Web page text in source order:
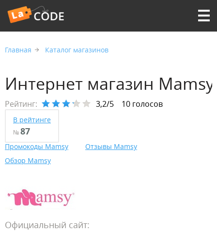
Главная Каталог магазинов
Интернет магазин Mamsy
Рейтинг: 3,2/5 10 голосов
В рейтинге
№87
Промокоды Mamsy
Отзывы Mamsy
Обзор Mamsy
Официальный сайт: